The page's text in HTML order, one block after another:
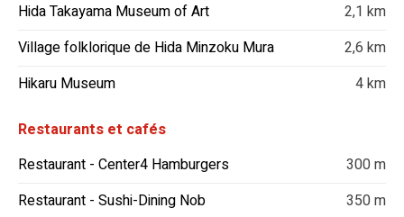
Hida Takayama Museum of Art
2,1 km
Village folklorique de Hida Minzoku Mura
2,6 km
Hikaru Museum
4 km
Restaurants et cafés
Restaurant - Center4 Hamburgers
300 m
Restaurant - Sushi-Dining Nob
350 m